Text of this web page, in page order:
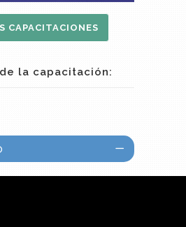
CAPACITACIONES
la capacitación: